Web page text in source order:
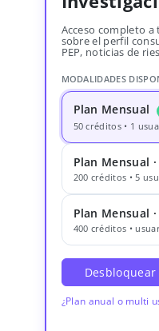
Acceso completo
sobre el perfil
PEP, noticias de
MODALIDADES
Plan Mensual
50 créditos • 1
Plan Mensual
200 créditos • 5
Plan Mensual
400 créditos •
¿Plan anual o multi